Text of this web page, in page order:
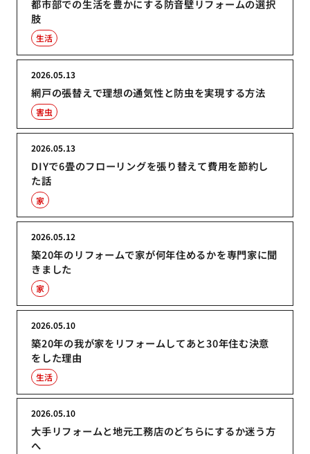
都市部での生活を豊かにする防音壁リフォームの選択
肢
生活
網戸の張替えで理想の通気性と防虫を実現する方法
2026.05.13
害虫
DIYで6畳のフローリングを張り替えて費用を節約し
た話
2026.05.13
家
築20年のリフォームで家が何年住めるかを専門家に聞
きました
2026.05.12
家
築20年の我が家をリフォームしてあと30年住む決意
をした理由
2026.05.10
生活
大手リフォームと地元工務店のどちらにするか迷う方
へ
2026.05.10